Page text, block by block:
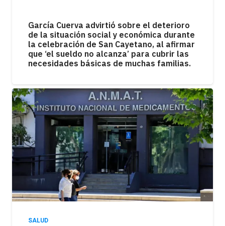
García Cuerva advirtió sobre el deterioro
de la situación social y económica durante
la celebración de San Cayetano, al afirmar
que ‘el sueldo no alcanza’ para cubrir las
necesidades básicas de muchas familias.
SALUD